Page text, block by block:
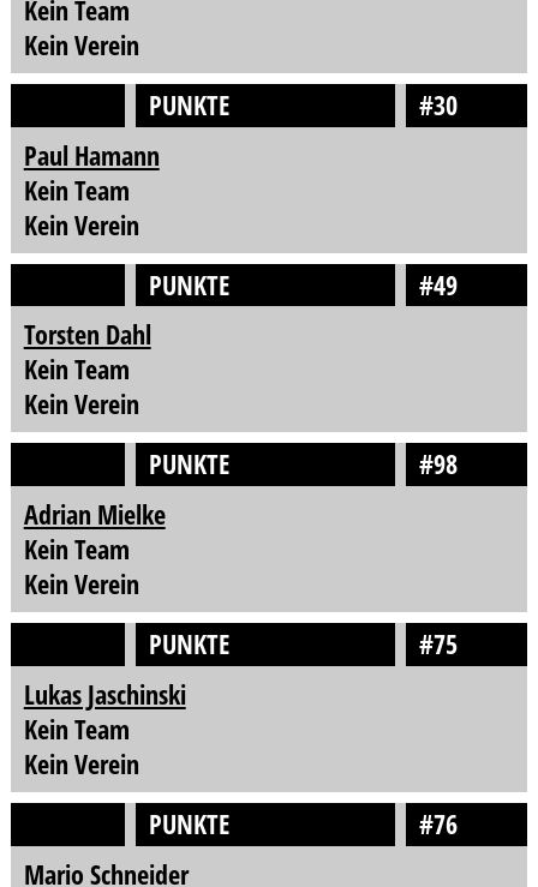
Kein Team
Kein Verein
PUNKTE
#30
Paul Hamann
Kein Team
Kein Verein
PUNKTE
#49
Torsten Dahl
Kein Team
Kein Verein
PUNKTE
#98
Adrian Mielke
Kein Team
Kein Verein
PUNKTE
#75
Lukas Jaschinski
Kein Team
Kein Verein
PUNKTE
#76
Mario Schneider